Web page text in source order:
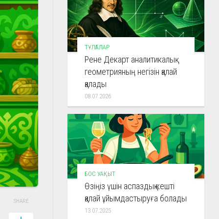
SHARE
ТҰЛҒАЛАР
Рене Декарт аналитикалық
геометрияның негізін қалай
қалады
08.07.2026
БОС УАҚЫТ
Өзіңіз үшін аспаздық кешті
қалай ұйымдастыруға болады
13.07.2025